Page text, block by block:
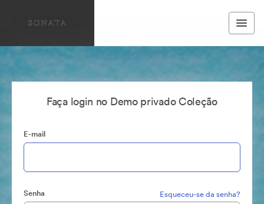
Faça login no Demo privado Coleção
E-mail
Senha Esqueceu-se da senha?